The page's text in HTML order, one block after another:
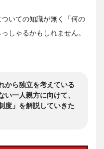
いての知識が無く「何の
しゃるかもしれません。
から独立を考えている
い一人親方に向けて、
度」を解説していきた